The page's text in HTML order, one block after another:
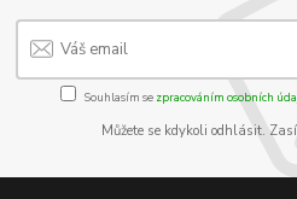
Souhlasím se zpracováním osobních
Můžete se kdykoli odhlásit.